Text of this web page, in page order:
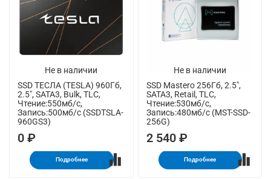
Не в наличии
SSD ТЕСЛА (TESLA) 960Гб,
2.5", SATA3, Bulk, TLC,
Чтение:550мб/с,
Запись:500мб/с (SSDTSLA-
960GS3)
0 ₽
Подробнее
Не в наличии
SSD Mastero 256Гб, 2.5",
SATA3, Retail, TLC,
Чтение:530мб/с,
Запись:480мб/с (MST-SSD-
256G)
2 540 ₽
Подробнее